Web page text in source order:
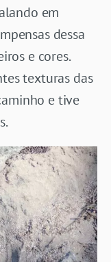
em
dessa
e cores.
texturas das
e tive